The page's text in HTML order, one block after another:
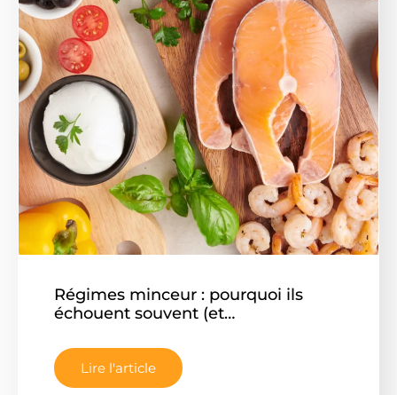
Régimes minceur : pourquoi ils
échouent souvent (et…
Lire l'article